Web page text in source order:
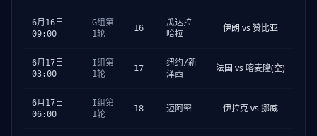
6月16日
09:00
G组第
1轮
16
瓜达拉
哈拉
伊朗 vs 赞比亚
6月17日
03:00
I组第
1轮
17
纽约/新
泽西
法国 vs 喀麦隆(空)
6月17日
06:00
I组第
1轮
18 迈阿密 伊拉克 vs 挪威